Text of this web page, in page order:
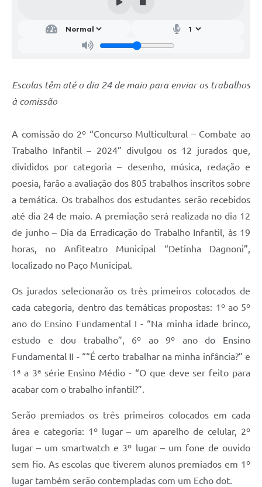
Parcerias com Organização da Sociedade Civil (OSC)
Conselhos Municipais
Galeria de Fotos
Notícias
Galeria de Vídeos
Links
Enquete
Contato
Plano Municipal de Segurança Pública
Plano de Contratações Anuais
Escolas têm até o dia 24 de maio para enviar os trabalhos
à comissão
A comissão do 2º “Concurso Multicultural – Combate ao
Trabalho Infantil – 2024” divulgou os 12 jurados que,
divididos por categoria – desenho, música, redação e
poesia, farão a avaliação dos 805 trabalhos inscritos sobre
a temática. Os trabalhos dos estudantes serão recebidos
até dia 24 de maio. A premiação será realizada no dia 12
de junho – Dia da Erradicação do Trabalho Infantil, às 19
horas, no Anfiteatro Municipal “Detinha Dagnoni”,
localizado no Paço Municipal.
Os jurados selecionarão os três primeiros colocados de
cada categoria, dentro das temáticas propostas: 1º ao 5º
ano do Ensino Fundamental I - “Na minha idade brinco,
estudo e dou trabalho”, 6º ao 9º ano do Ensino
Fundamental II - ““É certo trabalhar na minha infância?” e
1ª a 3ª série Ensino Médio - “O que deve ser feito para
acabar com o trabalho infantil?”.
Serão premiados os três primeiros colocados em cada
área e categoria: 1º lugar – um aparelho de celular, 2º
lugar – um smartwatch e 3º lugar – um fone de ouvido
sem fio. As escolas que tiverem alunos premiados em 1º
lugar também serão contempladas com um Echo dot.